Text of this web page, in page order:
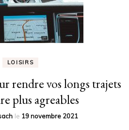
LOISIRS
rendre vos longs trajets
plus agreables
le 19 novembre 2021